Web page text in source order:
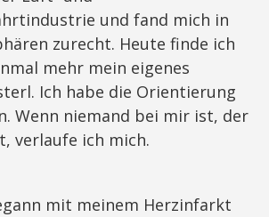
und fand mich in
zurecht. Heute finde ich
mehr mein eigenes
Ich habe die Orientierung
Wenn niemand bei mir ist, der
verlaufe ich mich.
mit meinem Herzinfarkt